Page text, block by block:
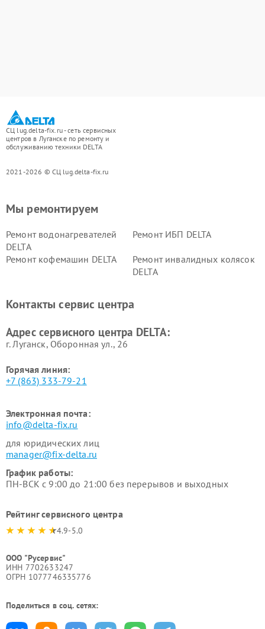
СЦ lug.delta-fix.ru - сеть сервисных
центров в Луганске по ремонту и
обслуживанию техники DELTA
2021-2026 © СЦ lug.delta-fix.ru
Мы ремонтируем
Ремонт водонагревателей
DELTA
Ремонт ИБП DELTA
Ремонт кофемашин DELTA
Ремонт инвалидных колясок
DELTA
Контакты сервис центра
Адрес сервисного центра DELTA:
г. Луганск, Оборонная ул., 26
Горячая линия:
+7 (863) 333-79-21
Электронная почта:
info@delta-fix.ru
для юридических лиц
manager@fix-delta.ru
График работы:
ПН-ВСК с 9:00 до 21:00 без перерывов и выходных
Рейтинг сервисного центра
4.9-5.0
ООО "Русервис"
ИНН 7702633247
ОГРН 1077746335776
Поделиться в соц. сетях: